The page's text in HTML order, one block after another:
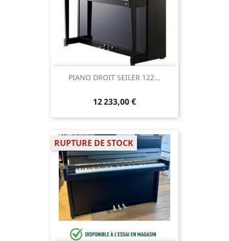
PIANO DROIT SEILER 122...
12 233,00 €
RUPTURE DE STOCK